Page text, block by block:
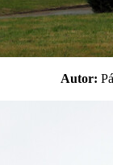
Autor: